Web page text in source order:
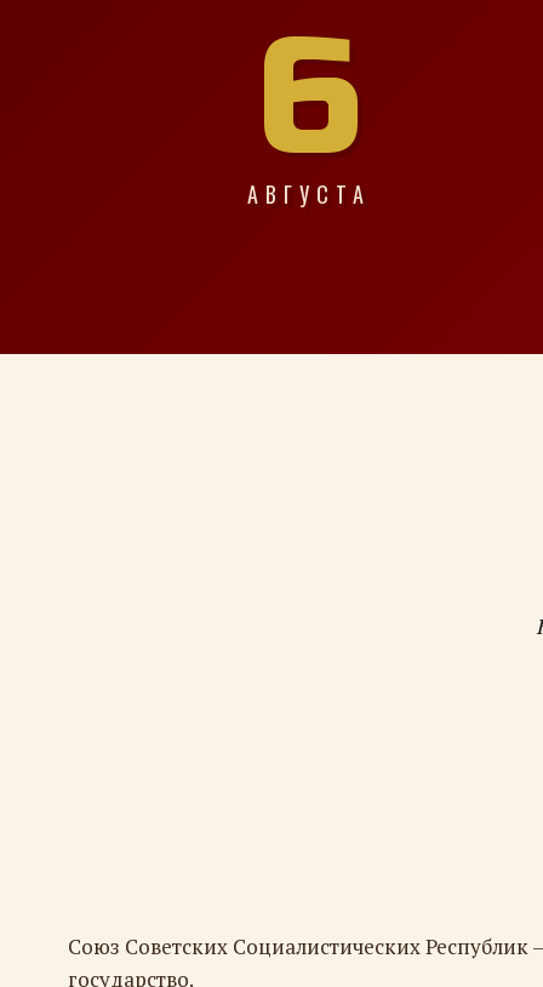
6
АВГУСТА
Союз Советских Социалистических Республик
государство.